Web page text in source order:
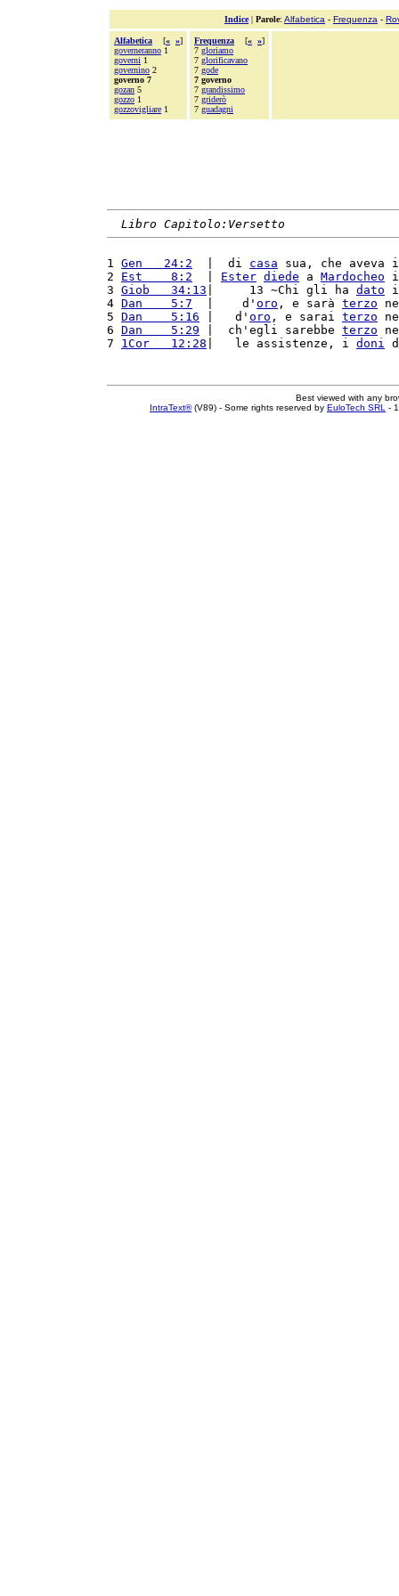
Indice| Parole: Alfabetica - Frequenza -
Alfabetica [« »]
governeranno 1
governi 1
governino 2
governo 7
gozan 5
gozzo 1
gozzovigliare 1
Frequenza [« »]
7 gloriamo
7 glorificavano
7 gode
7 governo
7 grandissimo
7 griderò
7 guadagni
Libro Capitolo:Versetto
1 Gen   24:2
  |  di
casa sua, che
2 Est    8:2 Ester diede a Mardocheo
3 Giob   34:13 |     13 ~Chi gli ha dato
4 Dan    5:7
  |    d'
oro , e sarà terzo
5 Dan    5:16 |   d' oro , e sarai terzo
6 Dan    5:29 |  ch'egli sarebbe terzo
7 1Cor   12:28 |   le assistenze, i doni
Best viewed with any
IntraText®(V89) - Some rights reserved by EuloTech SRL -